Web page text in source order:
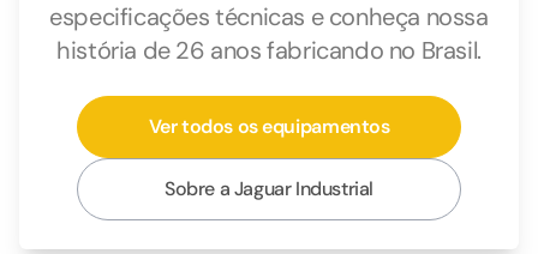
especificações técnicas e conheça nossa
história de 26 anos fabricando no Brasil.
Ver todos os equipamentos
Sobre a Jaguar Industrial